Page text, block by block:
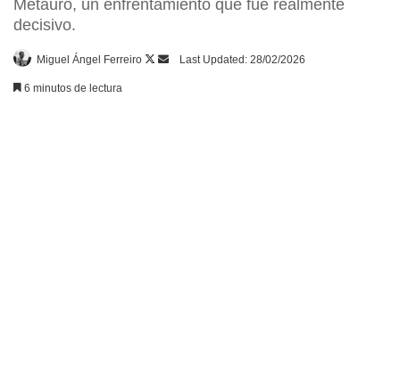
Metauro, un enfrentamiento que fue realmente
decisivo.
Miguel Ángel Ferreiro
Follow
SendLast Updated: 28/02/2026
6 minutos de lectura